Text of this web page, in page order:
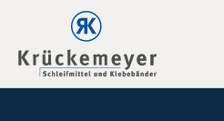
Skip to main navigation
Skip to main content
Skip to page footer